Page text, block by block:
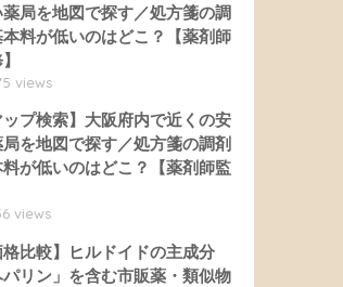
局を地図で探す／処方箋の調
本料が低いのはどこ？【薬剤師
views
ップ検索】大阪府内で近くの安
局を地図で探す／処方箋の調剤
料が低いのはどこ？【薬剤師監
views
格比較】ヒルドイドの主成分
パリン」を含む市販薬・類似物